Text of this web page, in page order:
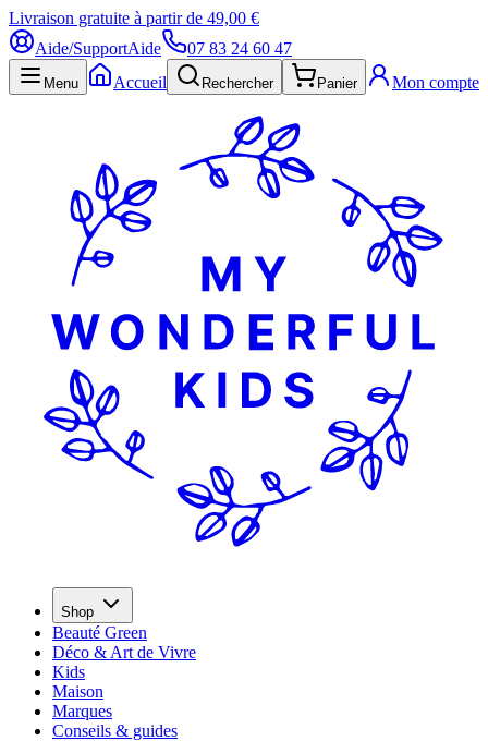
Livraison gratuite à partir de 49,00 €
Aide/SupportAide 07 83 24 60 47
Menu Accueil Rechercher Panier Mon compte
Shop
Beauté Green
Déco & Art de Vivre
Kids
Maison
Marques
Conseils & guides